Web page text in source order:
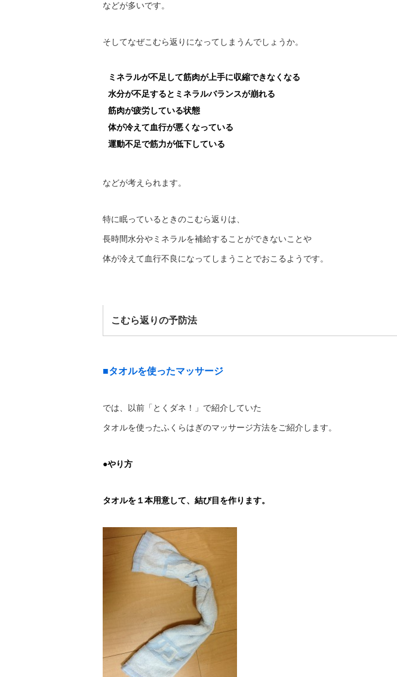
などが多いです。
そしてなぜこむら返りになってしまうんでしょうか。
ミネラルが不足して筋肉が上手に収縮できなくなる
水分が不足するとミネラルバランスが崩れる
筋肉が疲労している状態
体が冷えて血行が悪くなっている
運動不足で筋力が低下している
などが考えられます。
特に眠っているときのこむら返りは、
長時間水分やミネラルを補給することができないことや
体が冷えて血行不良になってしまうことでおこるようです。
こむら返りの予防法
■タオルを使ったマッサージ
では、以前「とくダネ！」で紹介していた
タオルを使ったふくらはぎのマッサージ方法をご紹介します。
●やり方
タオルを１本用意して、結び目を作ります。